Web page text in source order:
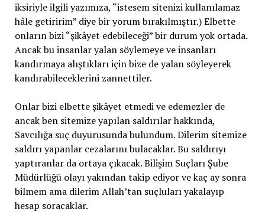
iksiriyle ilgili yazımıza, “istesem sitenizi kullanılamaz
hâle getiririm” diye bir yorum bırakılmıştır.) Elbette
onların bizi “şikâyet edebileceği” bir durum yok ortada.
Ancak bu insanlar yalan söylemeye ve insanları
kandırmaya alıştıkları için bize de yalan söyleyerek
kandırabileceklerini zannettiler.
Onlar bizi elbette şikâyet etmedi ve edemezler de
ancak ben sitemize yapılan saldırılar hakkında,
Savcılığa suç duyurusunda bulundum. Dilerim sitemize
saldırı yapanlar cezalarını bulacaklar. Bu saldırıyı
yaptıranlar da ortaya çıkacak. Bilişim Suçları Şube
Müdürlüğü olayı yakından takip ediyor ve kaç ay sonra
bilmem ama dilerim Allah’tan suçluları yakalayıp
hesap soracaklar.